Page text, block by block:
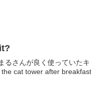
るさんが良く使っていた